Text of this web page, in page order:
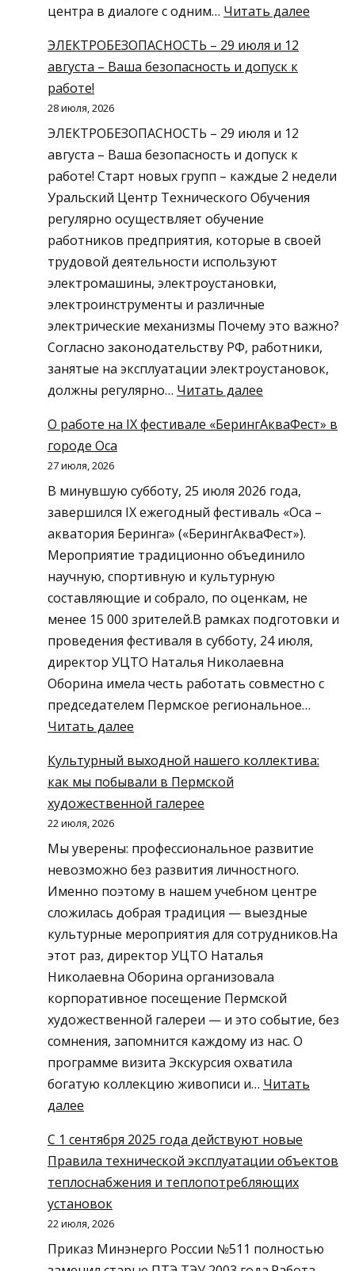
центра в диалоге с одним… Читать далее
с
ЭЛЕКТРОБЕЗОПАСНОСТЬ – 29 июля и 12
августа – Ваша безопасность и допуск к
работе!
28 июля, 2026
ЭЛЕКТРОБЕЗОПАСНОСТЬ – 29 июля и 12
августа – Ваша безопасность и допуск к
работе! Старт новых групп – каждые 2 недели
Уральский Центр Технического Обучения
регулярно осуществляет обучение
работников предприятия, которые в своей
трудовой деятельности используют
электромашины, электроустановки,
электроинструменты и различные
электрические механизмы Почему это важно?
Согласно законодательству РФ, работники,
занятые на эксплуатации электроустановок,
должны регулярно… Читать далее
–
и
12
августа
–
Ваша
безопасность
и
допуск
к
работе!
О работе на IX фестивале «БерингАкваФест» в
городе Оса
27 июля, 2026
В минувшую субботу, 25 июля 2026 года,
завершился IX ежегодный фестиваль «Оса –
акватория Беринга» («БерингАкваФест»).
Мероприятие традиционно объединило
научную, спортивную и культурную
составляющие и собрало, по оценкам, не
менее 15 000 зрителей.В рамках подготовки и
проведения фестиваля в субботу, 24 июля,
директор УЦТО Наталья Николаевна
Оборина имела честь работать совместно с
председателем Пермское региональное…
Читать далее
работе
на
IX
«БерингАкваФест»
в
городе
Оса
Культурный выходной нашего коллектива:
как мы побывали в Пермской
художественной галерее
22 июля, 2026
Мы уверены: профессиональное развитие
невозможно без развития личностного.
Именно поэтому в нашем учебном центре
сложилась добрая традиция — выездные
культурные мероприятия для сотрудников.На
этот раз, директор УЦТО Наталья
Николаевна Оборина организовала
корпоративное посещение Пермской
художественной галереи — и это событие, без
сомнения, запомнится каждому из нас. О
программе визита Экскурсия охватила
богатую коллекцию живописи и… Читать
далее
выходной
нашего
коллектива:
как
мы
побывали
С 1 сентября 2025 года действуют новые
Правила технической эксплуатации объектов
теплоснабжения и теплопотребляющих
установок
22 июля, 2026
Приказ Минэнерго России №511 полностью